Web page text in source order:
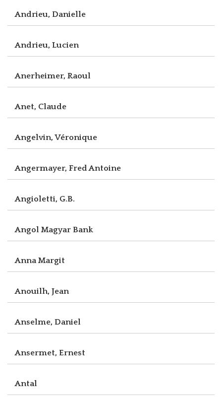
Andrieu, Danielle
Andrieu, Lucien
Anerheimer, Raoul
Anet, Claude
Angelvin, Véronique
Angermayer, Fred Antoine
Angioletti, G.B.
Angol Magyar Bank
Anna Margit
Anouilh, Jean
Anselme, Daniel
Ansermet, Ernest
Antal